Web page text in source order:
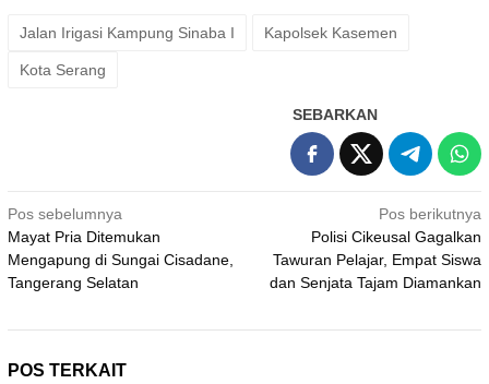
Jalan Irigasi Kampung Sinaba I Kapolsek Kasemen
Kota Serang
SEBARKAN
Navigasi
pos
Pos sebelumnya
Mayat Pria Ditemukan
Mengapung di Sungai Cisadane,
Tangerang Selatan
Pos berikutnya
Polisi Cikeusal Gagalkan
Tawuran Pelajar, Empat Siswa
dan Senjata Tajam Diamankan
POS TERKAIT